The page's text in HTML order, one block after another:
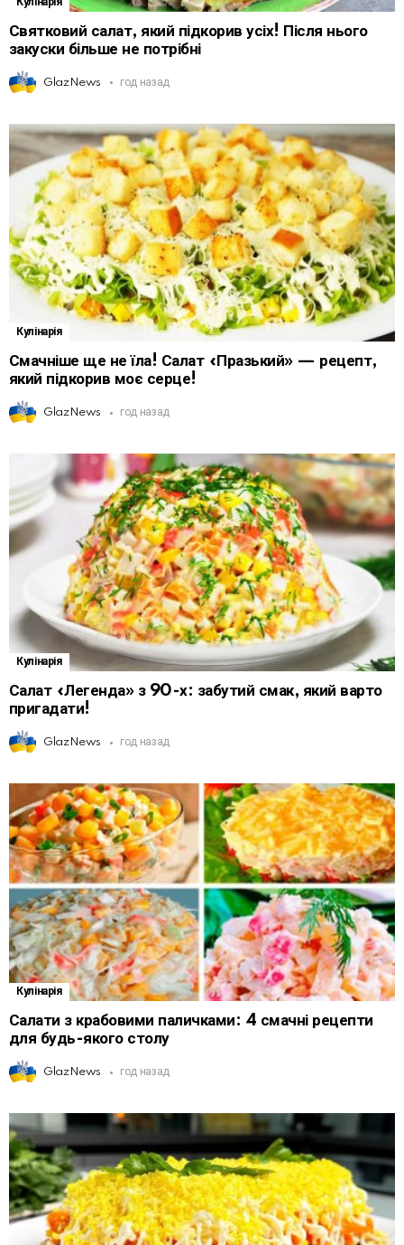
Святковий салат, який підкорив усіх! Після нього
закуски більше не потрібні
GlazNews год назад
Кулінарія
Смачніше ще не їла! Салат «Празький» — рецепт,
який підкорив моє серце!
GlazNews год назад
Кулінарія
Салат «Легенда» з 90-х: забутий смак, який варто
пригадати!
GlazNews год назад
Кулінарія
Салати з крабовими паличками: 4 смачні рецепти
для будь-якого столу
GlazNews год назад